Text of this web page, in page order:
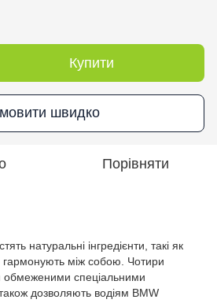
Купити
швидко
Порівняти
натуральні інгредієнти, такі як
гармонують між собою. Чотири
спеціальними
дозволяють водіям BMW